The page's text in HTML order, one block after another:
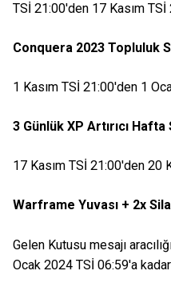
TSİ 21:00'den 17 Kasım
Conquera 2023 Topluluk
1 Kasım TSİ 21:00'den 1
3 Günlük XP Artırıcı Hafta
17 Kasım TSİ 21:00'den 20
Warframe Yuvası + 2x
Gelen Kutusu mesajı
Ocak 2024 TSİ 06:59'a kadar